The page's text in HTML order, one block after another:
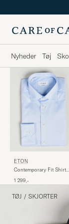
Nyheder Tøj Sko
ETON
Contemporary Fit Shirt
1 299,-
TØJ / SKJORTER